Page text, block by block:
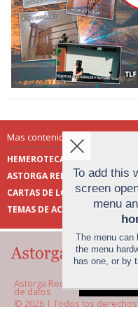
Mas contenido de Astorga
HEMEROTECA
ASTORGA REDACCIÓN
CARTAS DE LOS LECTORES
TEMAS DE ACTUALIDAD
Astorga Redacción |
de datos
© 2026 | Todos los
Aviso
Utilizamos
lista de
nuestra
To add this
screen
menu
The menu can
the menu
has one, or by